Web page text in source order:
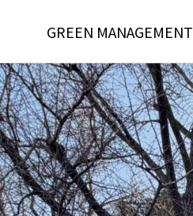
GREEN MANAGEMENT